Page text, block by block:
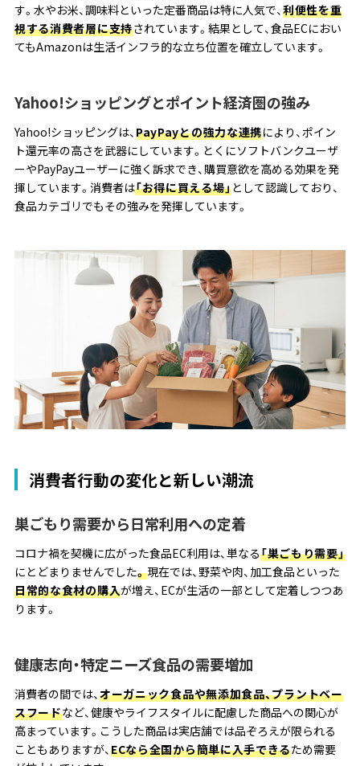
す。水やお米、調味料といった定番商品は特に人気で、 利便性を重
視する消費者層に支持されています。結果として、食品ECにおい
てもAmazonは生活インフラ的な立ち位置を確立しています。
Yahoo!ショッピングとポイント経済圏の強み
Yahoo!ショッピングは、PayPayとの強力な連携により、ポイン
ト還元率の高さを武器にしています。とくにソフトバンクユーザ
ーやPayPayユーザーに強く訴求でき、購買意欲を高める効果を発
揮しています。消費者は「お得に買える場」として認識しており、
食品カテゴリでもその強みを発揮しています。
消費者行動の変化と新しい潮流
巣ごもり需要から日常利用への定着
コロナ禍を契機に広がった食品EC利用は、単なる「巣ごもり需要」
にとどまりませんでした。現在では、野菜や肉、加工食品といった
日常的な食材の購入が増え、ECが生活の一部として定着しつつあ
ります。
健康志向・特定ニーズ食品の需要増加
消費者の間では、オーガニック食品や無添加食品、プラントベー
スフードなど、健康やライフスタイルに配慮した商品への関心が
高まっています。こうした商品は実店舗では品ぞろえが限られる
こともありますが、ECなら全国から簡単に入手できるため需要